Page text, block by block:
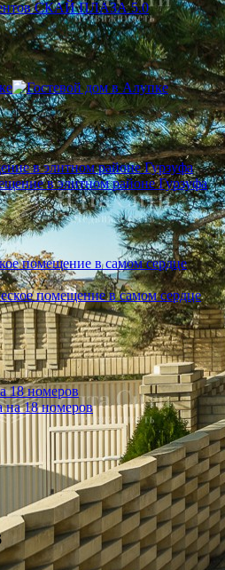
в элитном районе Гурзуфа
помещение в самом сердце
18 номеров